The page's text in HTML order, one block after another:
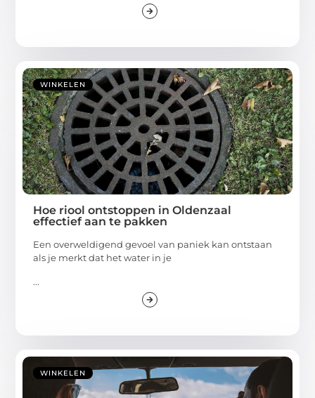
WINKELEN
Hoe riool ontstoppen in Oldenzaal
effectief aan te pakken
Een overweldigend gevoel van paniek kan ontstaan
als je merkt dat het water in je
...
WINKELEN